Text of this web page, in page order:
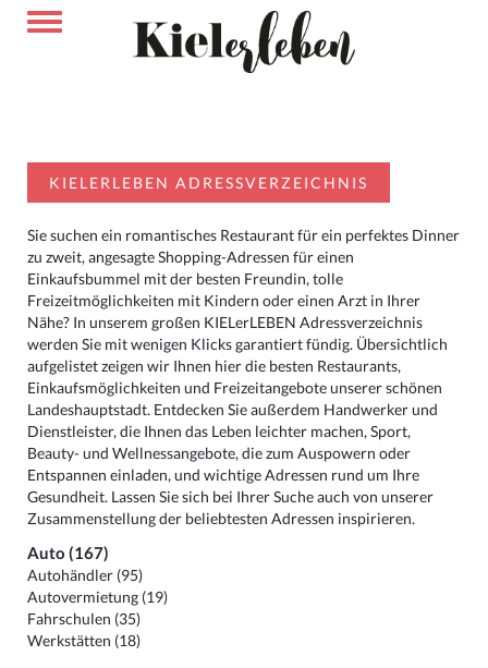
KIELERLEBEN ADRESSVERZEICHNIS
Sie suchen ein romantisches Restaurant für ein perfektes Dinner
zu zweit, angesagte Shopping-Adressen für einen
Einkaufsbummel mit der besten Freundin, tolle
Freizeitmöglichkeiten mit Kindern oder einen Arzt in Ihrer
Nähe? In unserem großen KIELerLEBEN Adressverzeichnis
werden Sie mit wenigen Klicks garantiert fündig. Übersichtlich
aufgelistet zeigen wir Ihnen hier die besten Restaurants,
Einkaufsmöglichkeiten und Freizeitangebote unserer schönen
Landeshauptstadt. Entdecken Sie außerdem Handwerker und
Dienstleister, die Ihnen das Leben leichter machen, Sport,
Beauty- und Wellnessangebote, die zum Auspowern oder
Entspannen einladen, und wichtige Adressen rund um Ihre
Gesundheit. Lassen Sie sich bei Ihrer Suche auch von unserer
Zusammenstellung der beliebtesten Adressen inspirieren.
Auto (167)
Autohändler (95)
Autovermietung (19)
Fahrschulen (35)
Werkstätten (18)